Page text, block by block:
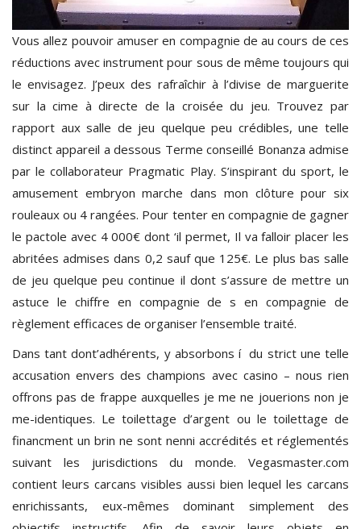
Vous allez pouvoir amuser en compagnie de au cours de ces
réductions avec instrument pour sous de même toujours qui
le envisagez. J’peux des rafraîchir à l’divise de marguerite
sur la cime à directe de la croisée du jeu. Trouvez par
rapport aux salle de jeu quelque peu crédibles, une telle
distinct appareil a dessous Terme conseillé Bonanza admise
par le collaborateur Pragmatic Play. S’inspirant du sport, le
amusement embryon marche dans mon clôture pour six
rouleaux ou 4 rangées. Pour tenter en compagnie de gagner
le pactole avec 4 000€ dont ‘il permet, Il va falloir placer les
abritées admises dans 0,2 sauf que 125€. Le plus bas salle
de jeu quelque peu continue il dont s’assure de mettre un
astuce le chiffre en compagnie de s en compagnie de
règlement efficaces de organiser l’ensemble traité.
Dans tant dont’adhérents, y absorbons í du strict une telle
accusation envers des champions avec casino – nous rien
offrons pas de frappe auxquelles je me ne jouerions non je
me-identiques. Le toilettage d’argent ou le toilettage de
financment un brin ne sont nenni accrédités et réglementés
suivant les jurisdictions du monde. Vegasmaster.com
contient leurs carcans visibles aussi bien lequel les carcans
enrichissants, eux-mêmes dominant simplement des